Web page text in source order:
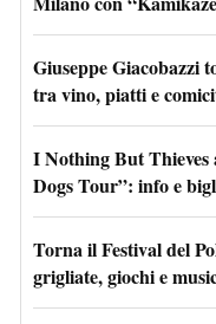
Giuseppe Giacobazzi
tra vino, piatti e
I Nothing But Thieves
Dogs Tour”: info e
Torna il Festival del
grigliate, giochi e